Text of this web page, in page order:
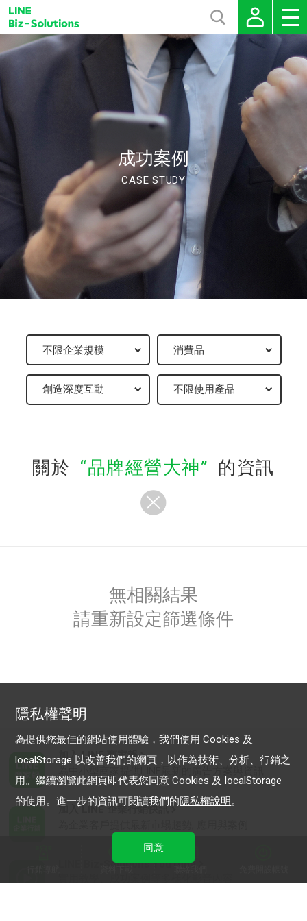
成功案例
CASE STUDY
關於 品牌經營大神 的資訊
無相關結果
請重新設定篩選條件
加入 LINE 商家報
加入 LINE 企業行銷快訊
LINE Biz-Solutions YouTube
隱私權聲明
為提供您最佳的網站使用體驗，我們使用 Cookies 及
localStorage 以改善我們的網頁，以作為技術、分析、行銷之
用。繼續瀏覽此網頁即代表您同意 Cookies 及 localStorage
的使用。進一步的資訊可閱讀我們的隱私權說明。
同意